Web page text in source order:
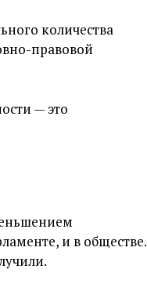
количества
правовой
— это
и в обществе.